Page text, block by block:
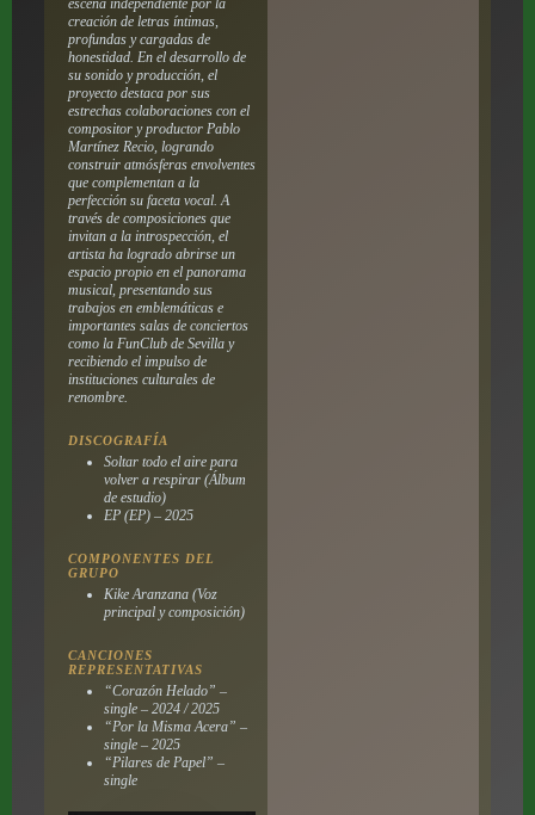
escena independiente por la
creación de letras íntimas,
profundas y cargadas de
honestidad. En el desarrollo de
su sonido y producción, el
proyecto destaca por sus
estrechas colaboraciones con el
compositor y productor Pablo
Martínez Recio, logrando
construir atmósferas envolventes
que complementan a la
perfección su faceta vocal. A
través de composiciones que
invitan a la introspección, el
artista ha logrado abrirse un
espacio propio en el panorama
musical, presentando sus
trabajos en emblemáticas e
importantes salas de conciertos
como la FunClub de Sevilla y
recibiendo el impulso de
instituciones culturales de
renombre.
DISCOGRAFÍA
Soltar todo el aire para
volver a respirar(Álbum
de estudio)
EP(EP) – 2025
COMPONENTES DEL
GRUPO
Kike Aranzana (Voz
principal y composición)
CANCIONES
REPRESENTATIVAS
“Corazón Helado” –
single – 2024 / 2025
“Por la Misma Acera” –
single – 2025
“Pilares de Papel” –
single